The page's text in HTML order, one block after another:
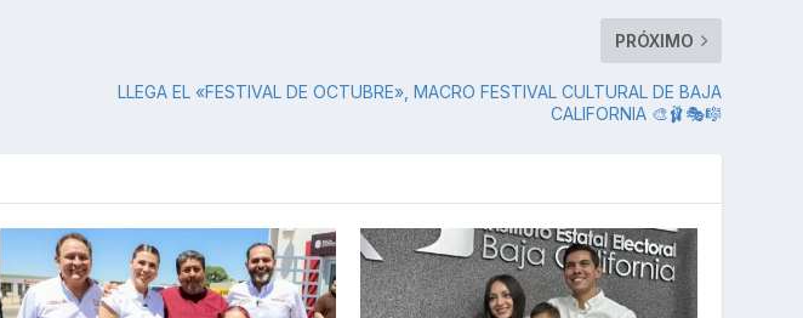
PRÓXIMO
LLEGA EL «FESTIVAL DE OCTUBRE», MACRO FESTIVAL CULTURAL DE BAJA
CALIFORNIA 🎨🩰🎭🎼